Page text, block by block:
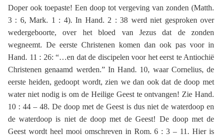
Doper ook toepaste! Een doop tot vergeving van zonden (Matth.
3 : 6, Mark. 1 : 4). In Hand. 2 : 38 werd niet gesproken over
wedergeboorte, over het bloed van Jezus dat de zonden
wegneemt. De eerste Christenen komen dan ook pas voor in
Hand. 11 : 26: “…en dat de discipelen voor het eerst te Antiochië
Christenen genaamd werden.” In Hand. 10, waar Cornelius, de
eerste heiden, gedoopt wordt, zien we dan ook dat de doop met
water niet nodig is om de Heilige Geest te ontvangen! Zie Hand.
10 : 44 – 48. De doop met de Geest is dus niet de waterdoop en
de waterdoop is niet de doop met de Geest! De doop met de
Geest wordt heel mooi omschreven in Rom. 6 : 3 – 11. Hier is